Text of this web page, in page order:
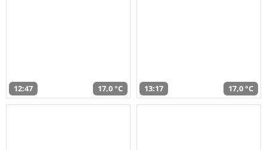
12:47 17,0 °C 13:17 17,0 °C